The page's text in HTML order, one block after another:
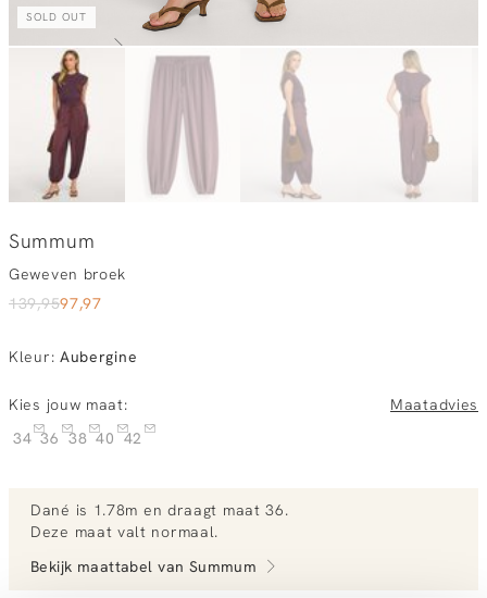
SOLD OUT
Summum
Geweven broek
139,9597,97
Kleur: Aubergine
Kies jouw maat:
Maatadvies
34 36 38 40 42
Dané is 1.78m en draagt maat 36.
Deze maat valt normaal.
Bekijk maattabel van Summum